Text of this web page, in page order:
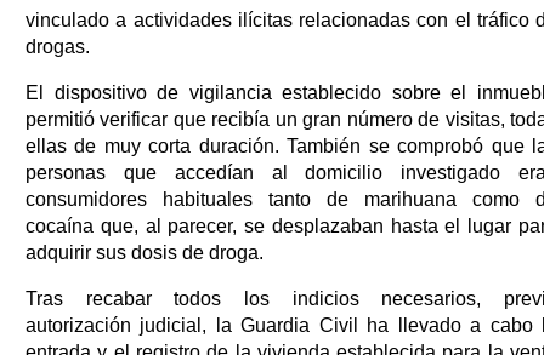
vinculado a actividades ilícitas relacionadas con el tráfico
drogas.
El dispositivo de vigilancia establecido sobre el
permitió verificar que recibía un gran número de visitas,
ellas de muy corta duración. También se comprobó que
personas que accedían al domicilio investigado
consumidores habituales tanto de marihuana como
cocaína que, al parecer, se desplazaban hasta el lugar
adquirir sus dosis de droga.
Tras recabar todos los indicios necesarios,
autorización judicial, la Guardia Civil ha llevado a cabo